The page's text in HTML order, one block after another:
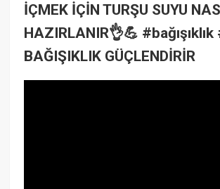
İÇMEK İÇİN TURŞU SUYU
HAZIRLANIR👌💪
BAĞIŞIKLIK GÜÇLENDİRİR